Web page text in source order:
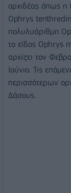
ορχιδέας όπως η
Ophrys
πολυλυάριθμη
το είδος Ophrys
αρχίζει τον
Ιούνιο. Τις
περισσότερων
Δάσους.